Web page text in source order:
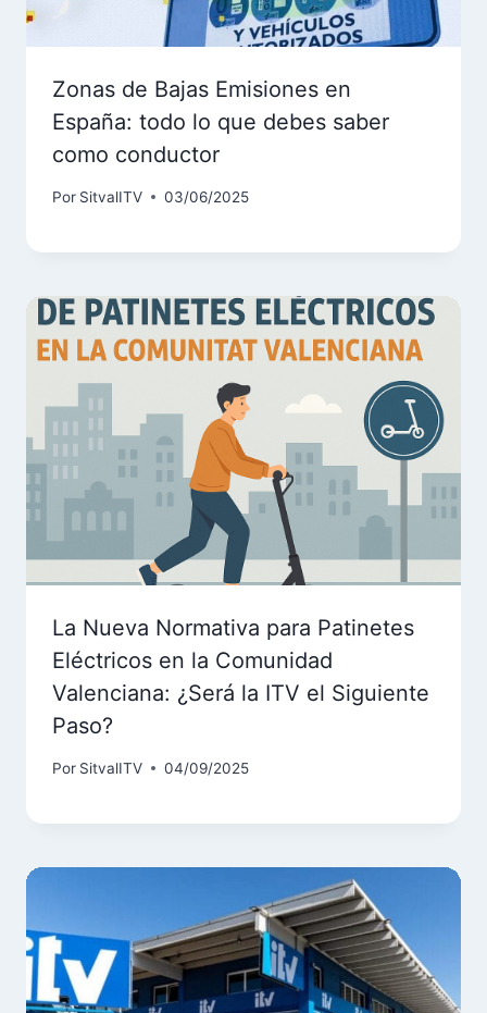
Zonas de Bajas Emisiones en
España: todo lo que debes saber
como conductor
Por SitvalITV 03/06/2025
La Nueva Normativa para Patinetes
Eléctricos en la Comunidad
Valenciana: ¿Será la ITV el Siguiente
Paso?
Por SitvalITV 04/09/2025